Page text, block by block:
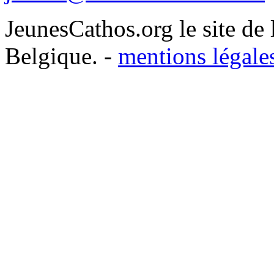
– Acclamons la Parole de Dieu.
JeunesCathos.org le site
Belgique. - mentions